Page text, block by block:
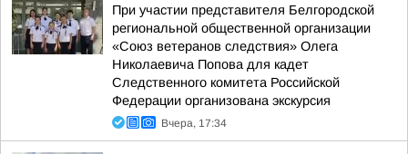
При участии представителя Белгородской
региональной общественной организации
«Союз ветеранов следствия» Олега
Николаевича Попова для кадет
Следственного комитета Российской
Федерации организована экскурсия
Вчера, 17:34